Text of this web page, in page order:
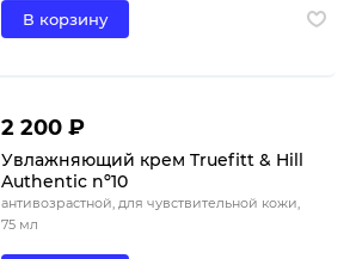
В корзину
2 200 ₽
Увлажняющий крем Truefitt & Hill
Authentic nº10
антивозрастной, для чувствительной кожи,
75 мл